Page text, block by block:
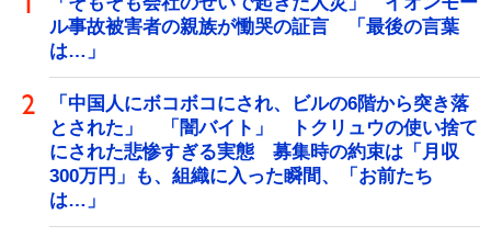
ル事故被害者の親族が慟哭の証言 「最後の言葉
は…」
「中国人にボコボコにされ、ビルの6階から突き落
とされた」 「闇バイト」 トクリュウの使い捨て
にされた悲惨すぎる実態 募集時の約束は「月収
300万円」も、組織に入った瞬間、「お前たち
は…」